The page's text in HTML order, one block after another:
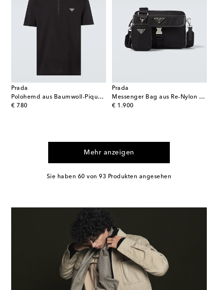
Prada
Polohemd aus Baumwoll-Piqué mit Re-Nylon
€ 780
original price
Prada
Messenger Bag aus Re-Nylon mit Leder
€ 1.900
original price
Mehr anzeigen
Sie haben 60 von 93 Produkten angesehen